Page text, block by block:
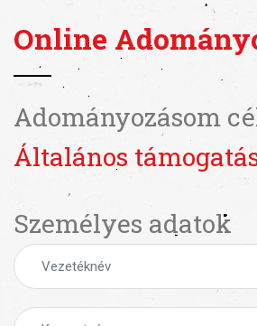
Online
Adományozásom
Általános
Személyes adatok